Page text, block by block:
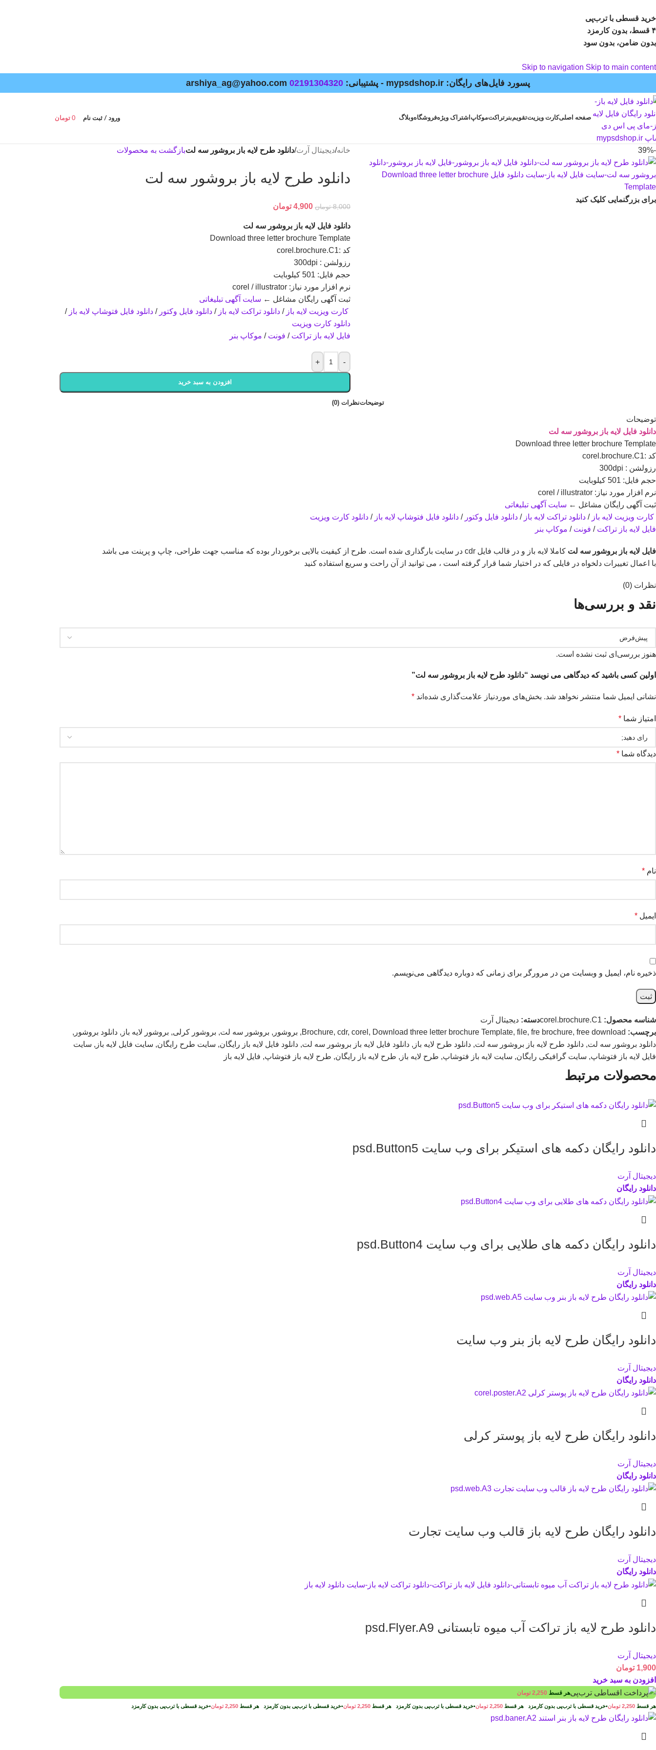
خرید قسطی با ترب‌پی
۴ قسط، بدون کارمزد
بدون ضامن، بدون سود
Skip to navigation Skip to main content
پسورد فایل‌های رایگان: mypsdshop.ir - پشتیبانی: arshiya_ag@yahoo.com 02191304320
صفحه اصلیکارت ویزیتتقویمبنر تراکتموکاپ اشتراک ویژهفروشگاهوبلاگ ورود / ثبت نام 0 تومان
-39%
برای بزرگنمایی کلیک کنید
خانه/دیجیتال آرت/دانلود طرح لايه باز بروشور سه لتبازگشت به محصولات
دانلود طرح لايه باز بروشور سه لت
8,000 تومان 4,900 تومان
دانلود فایل لايه باز بروشور سه لت
Download three letter brochure Template
کد :corel.brochure.C1
رزولشن : 300dpi
حجم فايل: 501 کیلوبایت
نرم افزار مورد نياز: corel / illustrator
ثبت آگهی رایگان مشاغل ← سایت آگهی تبلیغاتی
کارت ویزیت لایه باز / دانلود تراکت لایه باز / دانلود فایل وکتور / دانلود فایل فتوشاپ لایه باز /
دانلود کارت ویزیت
فایل لایه باز تراکت / فونت / موکاپ بنر
-
+
افزودن به سبد خرید
توضیحاتنظرات (0)
توضیحات
دانلود فایل لايه باز بروشور سه لت
Download three letter brochure Template
کد :corel.brochure.C1
رزولشن : 300dpi
حجم فايل: 501 کیلوبایت
نرم افزار مورد نياز: corel / illustrator
ثبت آگهی رایگان مشاغل ← سایت آگهی تبلیغاتی
کارت ویزیت لایه باز / دانلود تراکت لایه باز / دانلود فایل وکتور / دانلود فایل فتوشاپ لایه باز / دانلود کارت ویزیت
فایل لایه باز تراکت / فونت / موکاپ بنر
فایل لايه باز بروشور سه لت کاملا لايه باز و در قالب فايل cdr در سايت بارگذاری شده است. طرح از کيفيت بالایی برخوردار بوده که مناسب جهت طراحی، چاپ و پرينت می باشد
با اعمال تغییرات دلخواه در فایلی که در اختیار شما قرار گرفته است ، می توانید از آن راحت و سریع استفاده کنید
نظرات (0)
نقد و بررسی‌ها
هنوز بررسی‌ای ثبت نشده است.
اولین کسی باشید که دیدگاهی می نویسد “دانلود طرح لايه باز بروشور سه لت”
نشانی ایمیل شما منتشر نخواهد شد. بخش‌های موردنیاز علامت‌گذاری شده‌اند *
امتیاز شما *
دیدگاه شما *
نام *
ایمیل *
ذخیره نام، ایمیل و وبسایت من در مرورگر برای زمانی که دوباره دیدگاهی می‌نویسم.
شناسه محصول: corel.brochure.C1دسته: دیجیتال آرت
برچسب:
Brochure, cdr, corel , Download three letter brochure Template, file, fre brochure, free download
, بروشور , بروشور سه لت, بروشور کرلی, بروشور لایه باز , دانلود بروشور ,
دانلود بروشور سه لت, دانلود طرح لايه باز بروشور سه لت, دانلود طرح لایه باز , دانلود فایل لايه باز بروشور سه لت, دانلود فایل لایه باز رایگان, سایت طرح رایگان, سایت فایل لایه باز , سایت
فایل لایه باز فتوشاپ, سایت گرافیکی رایگان, سایت لایه باز فتوشاپ, طرح لایه باز , طرح لایه باز رایگان, طرح لایه باز فتوشاپ, فایل لایه باز
محصولات مرتبط
دانلود رایگان دکمه های استیکر برای وب سایت psd.Button5
دیجیتال آرت
دانلود رایگان
دانلود رایگان دکمه های طلایی برای وب سایت psd.Button4
دیجیتال آرت
دانلود رایگان
دانلود رایگان طرح لایه باز بنر وب سایت
دیجیتال آرت
دانلود رایگان
دانلود رایگان طرح لایه باز پوستر کرلی
دیجیتال آرت
دانلود رایگان
دانلود رایگان طرح لایه باز قالب وب سایت تجارت
دیجیتال آرت
دانلود رایگان
دانلود طرح لايه باز تراکت آب میوه تابستانی psd.Flyer.A9
دیجیتال آرت
1,900 تومان
افزودن به سبد خرید
هر قسط 2,250 تومان
هر قسط 2,250 تومان•خرید قسطی با ترب‌پی بدون کارمزد هر قسط 2,250 تومان•خرید قسطی با ترب‌پی بدون کارمزد هر قسط 2,250 تومان•خرید قسطی با ترب‌پی بدون کارمزد هر قسط 2,250 تومان•خرید قسطی با ترب‌پی بدون کارمزد